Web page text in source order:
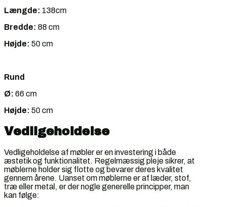
Længde: 138cm
Bredde: 88 cm
Højde: 50 cm
Rund
Ø: 66 cm
Højde: 50 cm
Vedligeholdelse
Vedligeholdelse af møbler er en investering i både
æstetik og funktionalitet. Regelmæssig pleje sikrer, at
møblerne holder sig flotte og bevarer deres kvalitet
gennem årene. Uanset om møblerne er af læder, stof,
træ eller metal, er der nogle generelle principper, man
kan følge: